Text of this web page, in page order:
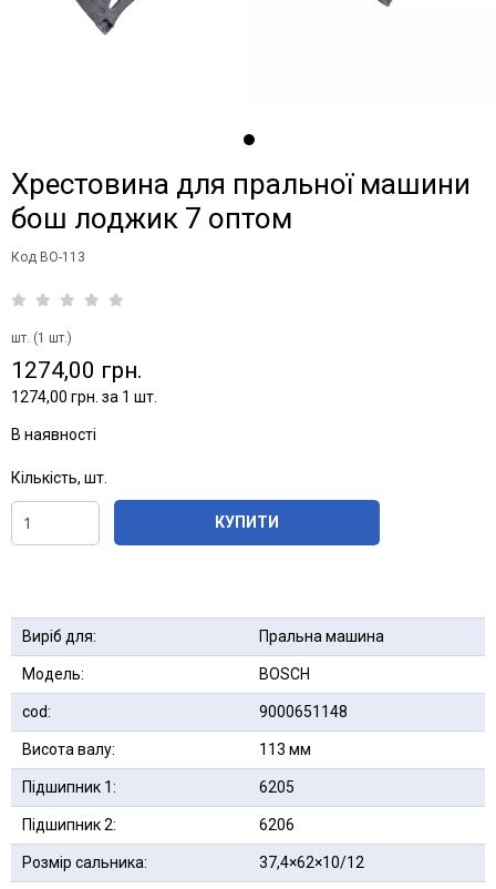
Хрестовина для пральної машини
бош лоджик 7 оптом
Код BO-113
шт. (1 шт.)
1274,00 грн.
1274,00 грн. за 1 шт.
В наявності
Кількість, шт.
КУПИТИ
Виріб для: Пральна машина
Модель: BOSCH
сod: 9000651148
Висота валу: 113 мм
Підшипник 1: 6205
Підшипник 2: 6206
Розмір сальника: 37,4×62×10/12